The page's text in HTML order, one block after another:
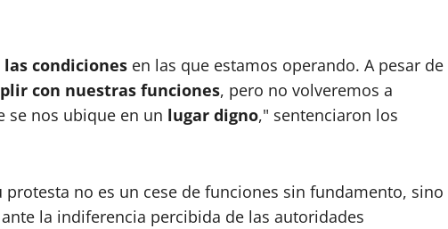
condiciones en las que estamos operando. A pesar de
con nuestras funciones, pero no volveremos a
se nos ubique en un lugar digno," sentenciaron los
no es un cese de funciones sin fundamento, sino
la indiferencia percibida de las autoridades